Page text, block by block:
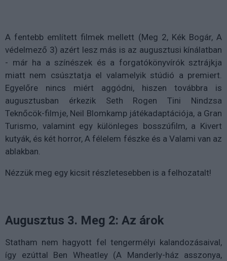
A fentebb említett filmek mellett (Meg 2, Kék Bogár, A
védelmező 3) azért lesz más is az augusztusi kínálatban
- már ha a színészek és a forgatókönyvírók sztrájkja
miatt nem csúsztatja el valamelyik stúdió a premiert.
Egyelőre nincs miért aggódni, hiszen továbbra is
augusztusban érkezik Seth Rogen Tini Nindzsa
Teknőcök-filmje, Neil Blomkamp játékadaptációja, a Gran
Turismo, valamint egy különleges bosszúfilm, a Kivert
kutyák, és két horror, A félelem fészke és a Valami van az
ablakban.
Nézzük meg egy kicsit részletesebben is a felhozatalt!
Augusztus 3. Meg 2: Az árok
Statham nem hagyott fel tengermélyi kalandozásaival,
így ezúttal Ben Wheatley (A Manderly-ház asszonya,